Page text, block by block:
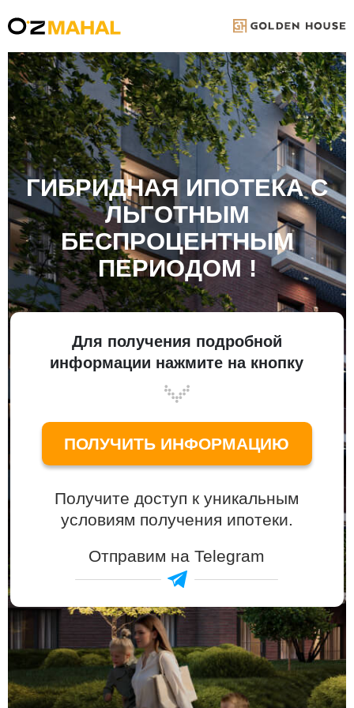
ГИБРИДНАЯ ИПОТЕКА С
ЛЬГОТНЫМ
БЕСПРОЦЕНТНЫМ
ПЕРИОДОМ !
Для получения подробной
информации нажмите на кнопку
ПОЛУЧИТЬ ИНФОРМАЦИЮ
Получите доступ к уникальным
условиям получения ипотеки.
Отправим на Telegram